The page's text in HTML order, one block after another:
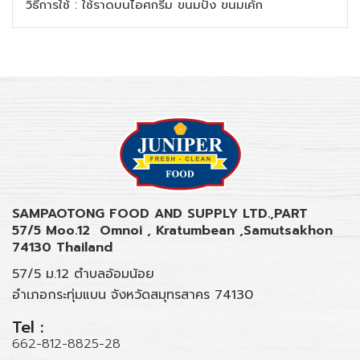
วิธีการใช้ : ใช้ราดบนไอศกรีม ขนมปัง ขนมเค้ก
SAMPAOTONG FOOD AND SUPPLY LTD.,PART
57/5 Moo.12 Omnoi , Kratumbean ,Samutsakhon
74130 Thailand
57/5 ม.12 ตำบลอ้อมน้อย
อำเภอกระทุ่มแบน จังหวัดสมุทรสาคร 74130
Tel :
662-812-8825-28